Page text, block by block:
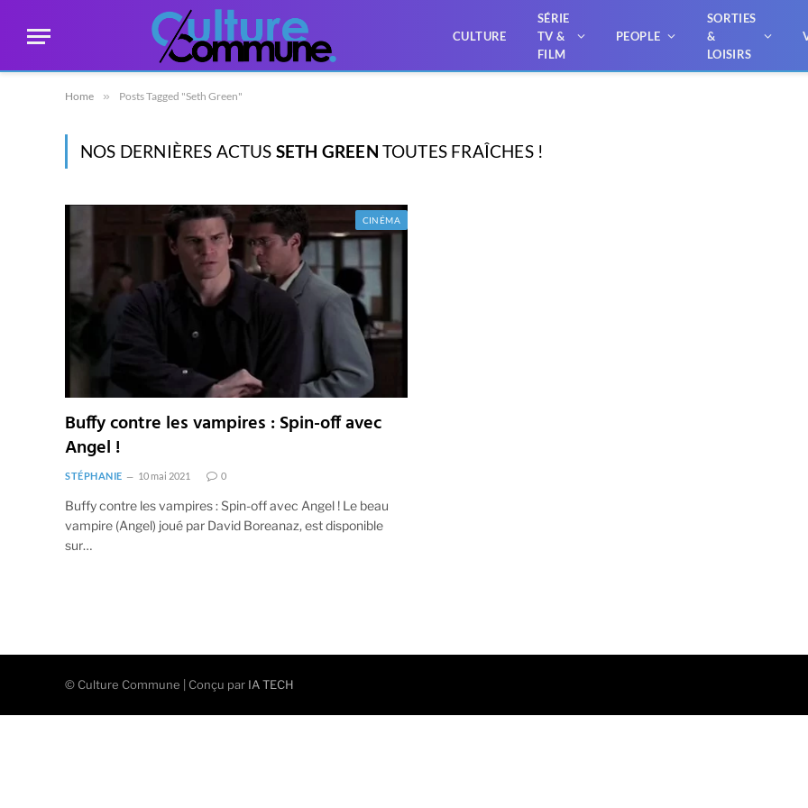
CULTURE
SÉRIE
TV &
FILM
PEOPLE
SORTIES
&
LOISIRS
Home » Posts Tagged "Seth Green"
NOS DERNIÈRES ACTUS SETH GREEN TOUTES FRAÎCHES !
CINÉMA
Buffy contre les vampires : Spin-off avec
Angel !
STÉPHANIE 10 mai 2021 0
Buffy contre les vampires : Spin-off avec Angel ! Le beau
vampire (Angel) joué par David Boreanaz, est disponible
sur…
© Culture Commune | Conçu par IA TECH